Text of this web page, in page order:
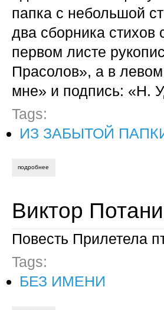
папка с небольшой
два сборника
первом листе
Прасолов», а в
мне» и подпись: «Н.
Tags:
ИЗ ЗАБЫТОЙ
подробнее
Виктор
Повесть Прилетела
Tags:
БЕЗ ИМЕНИ